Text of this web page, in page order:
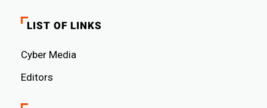
LIST OF LINKS
Cyber ​​Media
Editors